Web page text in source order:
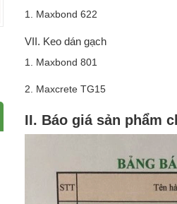
1. Maxbond 622
VII. Keo dán gạch
1. Maxbond 801
2. Maxcrete TG15
II. Báo giá sản phẩm